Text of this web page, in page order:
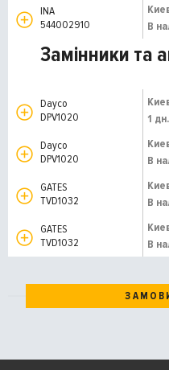
INA
544002910
В
Замінники та
Dayco
DPV1020
1 дн.
Dayco
DPV1020
В
GATES
TVD1032
В
GATES
TVD1032
В